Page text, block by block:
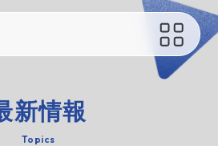
サポート
新情報
Topics